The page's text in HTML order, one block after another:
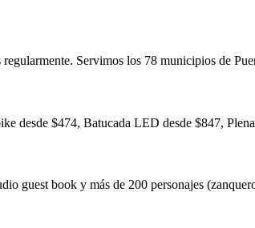
Servimos los 78 municipios de
desde $474, Batucada LED desde $847,
guest book y más de 200 personajes